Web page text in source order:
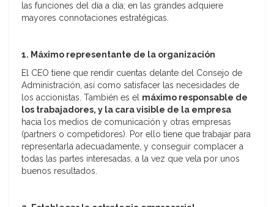
las funciones del día a día; en las grandes adquiere
mayores connotaciones estratégicas.
1. Máximo representante de la organización
El CEO tiene que rendir cuentas delante del Consejo de
Administración, así como satisfacer las necesidades de
los accionistas. También es el máximo responsable de
los trabajadores, y la cara visible de la empresa
hacia los medios de comunicación y otras empresas
(partners o competidores). Por ello tiene que trabajar para
representarla adecuadamente, y conseguir complacer a
todas las partes interesadas, a la vez que vela por unos
buenos resultados.